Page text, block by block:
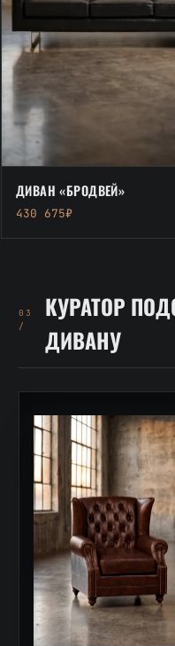
ДИВАН «БРОДВЕЙ»
430 675₽
03
/
КУРАТОР
ДИВАНУ